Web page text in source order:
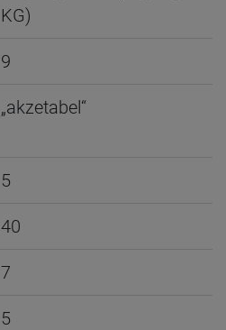
KG)
9
„akzetabel“
5
40
7
5